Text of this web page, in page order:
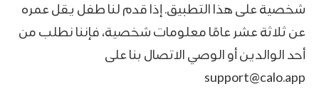
شخصية على هذا التطبيق. إذا قدم لنا طفل يقل عمره
عن ثلاثة عشر عامًا معلومات شخصية، فإننا نطلب من
أحد الوالدين أو الوصي الاتصال بنا على
support@calo.app